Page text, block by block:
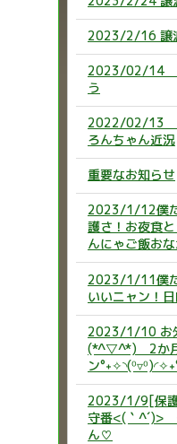
2023/2/16 譲
2023/02/14
う
2022/02/13
ろんちゃん近況
重要なお知らせ
2023/1/12僕
護さ！お夜食
んにゃご飯お
2023/1/11僕
いいニャン！
2023/1/10 お
(*^▽^*) 2か月
ン
2023/1/9[保護
守番<(｀^´)>
ん♡